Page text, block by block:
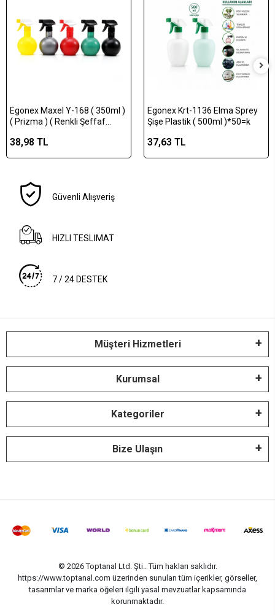
Egonex Maxel Y-168 ( 350ml )
( Prizma ) ( Renkli Şeffaf
Püskürtücü Şişe *100
38,98 TL
Egonex Krt-1136 Elma Sprey
Şişe Plastik ( 500ml )*50=k
37,63 TL
Güvenli Alışveriş
HIZLI TESLİMAT
7 / 24 DESTEK
Müşteri Hizmetleri
Kurumsal
Kategoriler
Bize Ulaşın
© 2026 Toptanal Ltd. Şti.. Tüm hakları saklıdır.
https://www.toptanal.com üzerinden sunulan tüm içerikler, görseller,
tasarımlar ve marka öğeleri ilgili yasal mevzuatlar kapsamında
korunmaktadır.